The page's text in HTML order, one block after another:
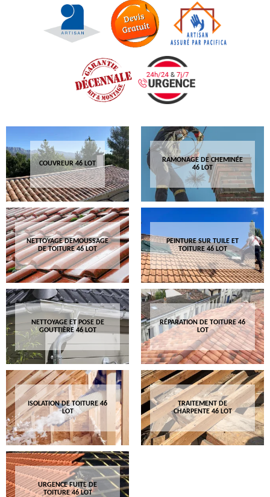
COUVREUR 46 LOT
RAMONAGE DE CHEMINÉE
46 LOT
NETTOYAGE DEMOUSSAGE
DE TOITURE 46 LOT
PEINTURE SUR TUILE ET
TOITURE 46 LOT
NETTOYAGE ET POSE DE
GOUTTIÈRE 46 LOT
RÉPARATION DE TOITURE 46
LOT
ISOLATION DE TOITURE 46
LOT
TRAITEMENT DE
CHARPENTE 46 LOT
URGENCE FUITE DE
TOITURE 46 LOT